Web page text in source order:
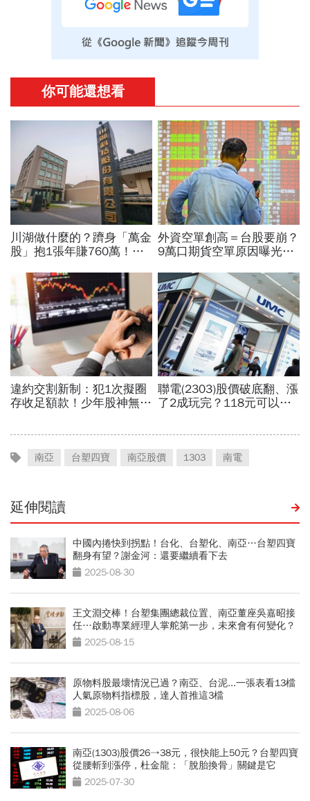
南亞 台塑四寶 南亞股價 1303 南電
延伸閱讀
中國內捲快到拐點！台化、台塑化、南亞…台塑四寶
翻身有望？謝金河：還要繼續看下去
2025-08-30
王文淵交棒！台塑集團總裁位置、南亞董座吳嘉昭接
任…啟動專業經理人掌舵第一步，未來會有何變化？
2025-08-15
原物料股最壞情況已過？南亞、台泥...一張表看13檔
人氣原物料指標股，達人首推這3檔
2025-08-06
南亞(1303)股價26→38元，很快能上50元？台塑四寶
從腰斬到漲停，杜金龍：「脫胎換骨」關鍵是它
2025-07-30